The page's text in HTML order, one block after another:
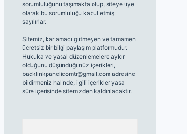
sorumluluğunu taşımakta olup, siteye üye
olarak bu sorumluluğu kabul etmiş
sayılırlar.
Sitemiz, kar amacı gütmeyen ve tamamen
ücretsiz bir bilgi paylaşım platformudur.
Hukuka ve yasal düzenlemelere aykırı
olduğunu düşündüğünüz içerikleri,
backlinkpanelicomtr@gmail.comadresine
bildirmeniz halinde, ilgili içerikler yasal
süre içerisinde sitemizden kaldırılacaktır.